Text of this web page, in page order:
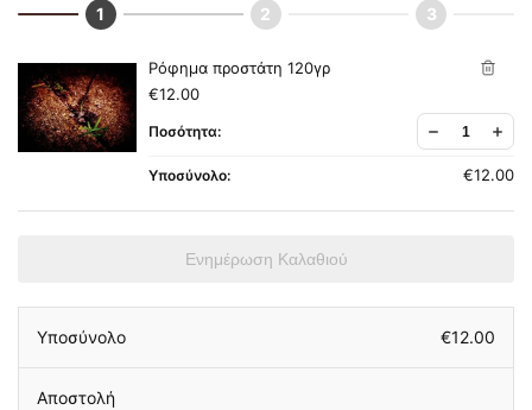
Ρόφημα προστάτη 120γρ
€12.00
€12.00
Ενημέρωση Καλαθιού
Υποσύνολο €12.00
Αποστολή